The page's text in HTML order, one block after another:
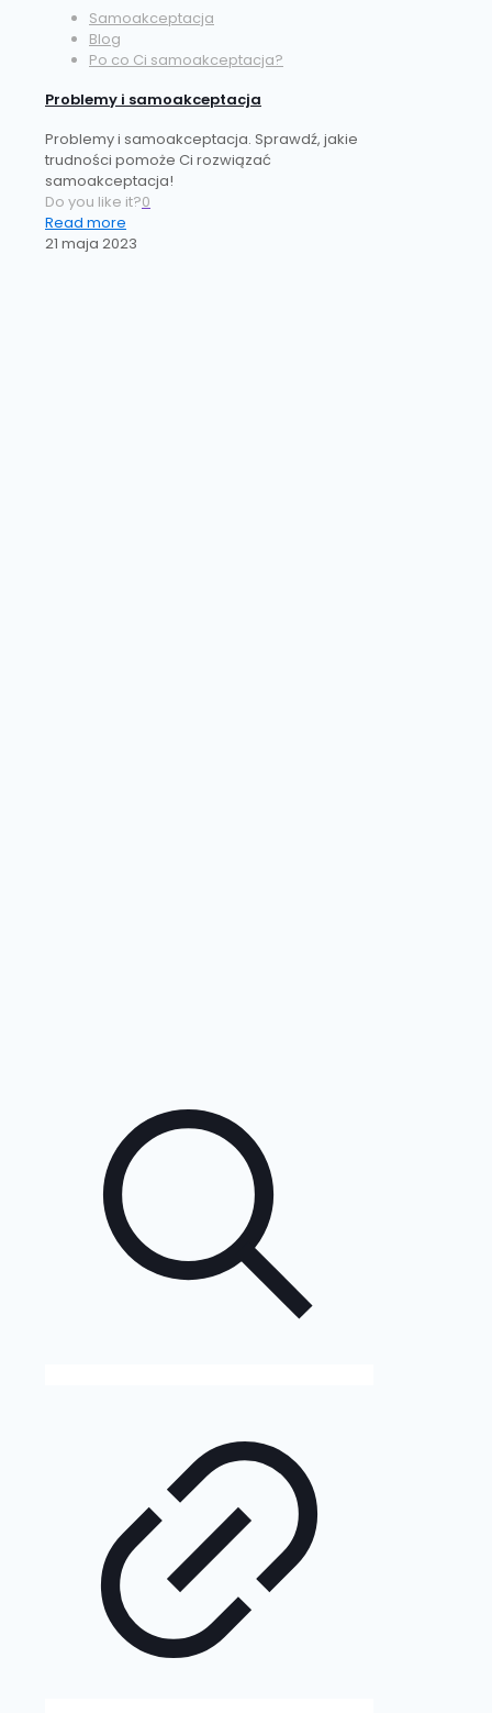
Samoakceptacja
Blog
Po co Ci samoakceptacja?
Problemy i samoakceptacja
Problemy i samoakceptacja. Sprawdź, jakie
trudności pomoże Ci rozwiązać
samoakceptacja!
Do you like it?0
Read more
21 maja 2023